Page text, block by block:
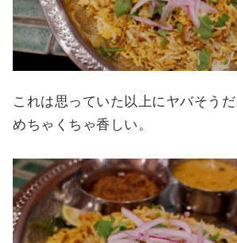
これは思っていた以上にヤバそうだ
めちゃくちゃ香しい。